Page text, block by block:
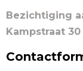
Bezichtiging
Kampstraat